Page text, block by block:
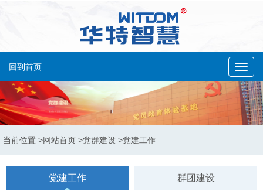
回到首页
当前位置 >网站首页 >党群建设 >党建工作
党建工作 群团建设